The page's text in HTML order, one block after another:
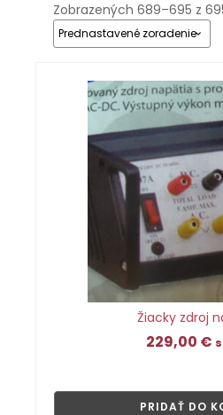
Zobrazených 689–695 z
Žiacky zdroj
229,00 €
PRIDAŤ DO